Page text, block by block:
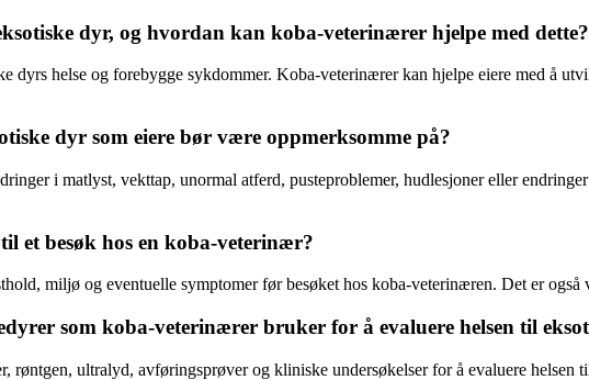
dyr, og hvordan kan koba-veterinærer hjelpe med dette?
dyrs helse og forebygge sykdommer. Koba-veterinærer kan hjelpe eiere med å
dyr som eiere bør være oppmerksomme på?
i matlyst, vekttap, unormal atferd, pusteproblemer, hudlesjoner eller
et besøk hos en koba-veterinær?
miljø og eventuelle symptomer før besøket hos koba-veterinæren. Det er
som koba-veterinærer bruker for å evaluere helsen til
ultralyd, avføringsprøver og kliniske undersøkelser for å evaluere helsen